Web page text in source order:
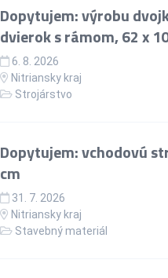
Dopytujem: výrobu
dvierok s rámom, 62 x
6. 8. 2026
Nitriansky kraj
Strojárstvo
Dopytujem: vchodovú
cm
31. 7. 2026
Nitriansky kraj
Stavebný materiál